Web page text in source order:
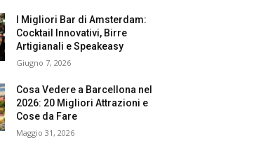
I Migliori Bar di Amsterdam:
Cocktail Innovativi, Birre
Artigianali e Speakeasy
Giugno 7, 2026
Cosa Vedere a Barcellona nel
2026: 20 Migliori Attrazioni e
Cose da Fare
Maggio 31, 2026